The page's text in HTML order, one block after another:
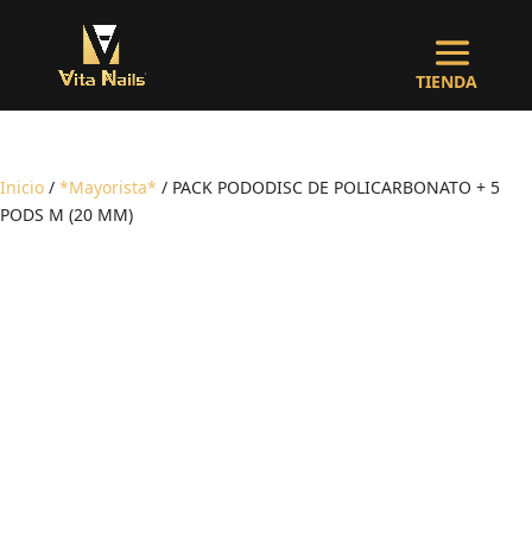
Inicio / *Mayorista* / PACK PODODISC DE POLICARBONATO + 5
PODS M (20 MM)